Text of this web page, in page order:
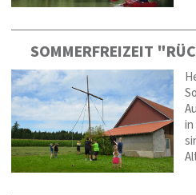
SOMMERFREIZEIT